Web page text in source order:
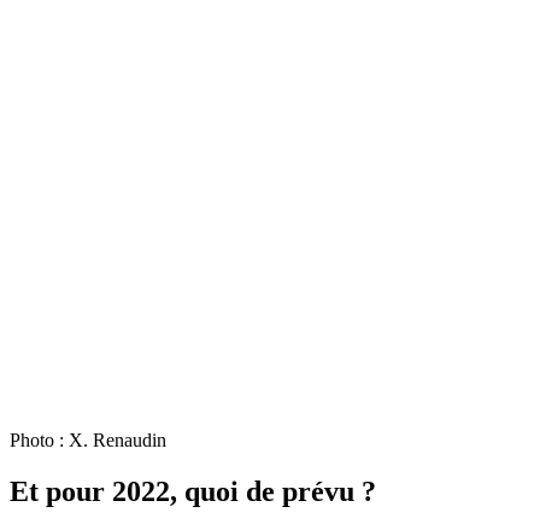
Photo : X. Renaudin
Et pour 2022, quoi de prévu ?